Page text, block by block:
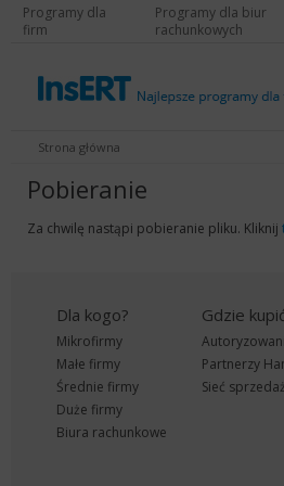
Programy dla
firm
Programy dla biur
rachunkowych
Strona główna
Pobieranie
Za chwilę nastąpi pobieranie pliku. Kliknij
Dla kogo?
Mikrofirmy
Małe firmy
Średnie firmy
Duże firmy
Biura rachunkowe
Gdzie
Partnerzy
Sieć